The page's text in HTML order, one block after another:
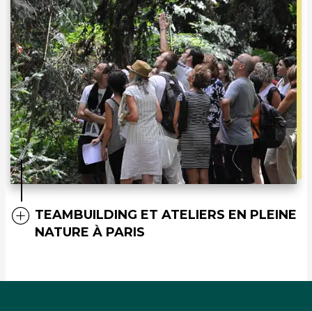
TEAMBUILDING ET ATELIERS EN PLEINE
NATURE À PARIS